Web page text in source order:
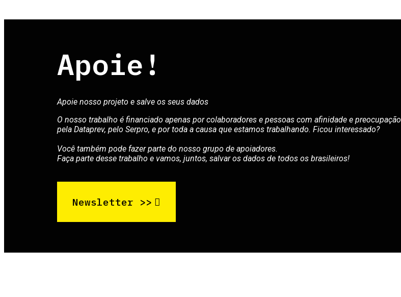
Apoie!
Apoie nosso projeto e salve os seus dados
O nosso trabalho é financiado apenas por colaboradores e pessoas com afinidade e preocupação
pela Dataprev, pelo Serpro, e por toda a causa que estamos trabalhando. Ficou interessado?
Você também pode fazer parte do nosso grupo de apoiadores.
Faça parte desse trabalho e vamos, juntos, salvar os dados de todos os brasileiros!
Newsletter >>